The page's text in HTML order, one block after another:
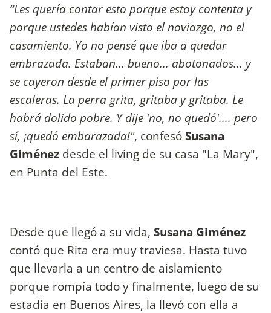
“Les quería contar esto porque estoy contenta y
porque ustedes habían visto el noviazgo, no el
casamiento. Yo no pensé que iba a quedar
embrazada. Estaban... bueno... abotonados... y
se cayeron desde el primer piso por las
escaleras. La perra grita, gritaba y gritaba. Le
habrá dolido pobre. Y dije 'no, no quedó'.... pero
sí, ¡quedó embarazada!", confesóSusana
Giménez desde el living de su casa "La Mary",
en Punta del Este.
Desde que llegó a su vida, Susana Giménez
contó que Rita era muy traviesa. Hasta tuvo
que llevarla a un centro de aislamiento
porque rompía todo y finalmente, luego de su
estadía en Buenos Aires, la llevó con ella a